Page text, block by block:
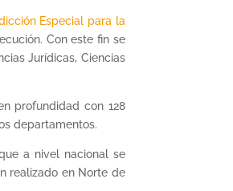
Especial para la
Con este fin se
Jurídicas, Ciencias
profundidad con 128
departamentos.
a nivel nacional se
realizado en Norte de